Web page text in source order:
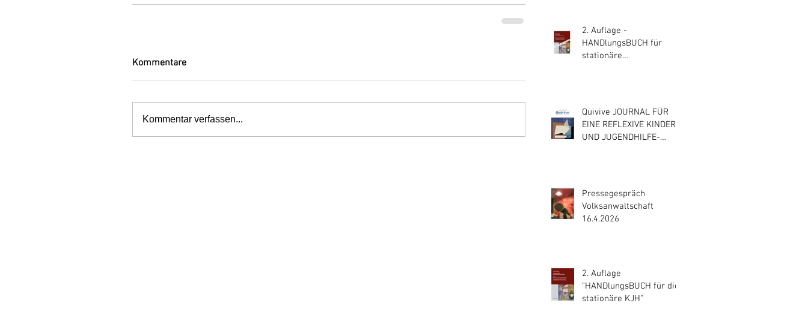
Kommentare
Kommentar verfassen...
2. Auflage -
HANDlungsBUCH für
stationäre
Quivive JOURNAL FÜR
EINE REFLEXIVE KINDER-
UND JUGENDHILFE-
Pressegespräch
Volksanwaltschaft
16.4.2026
2. Auflage
"HANDlungsBUCH für die
stationäre KJH"